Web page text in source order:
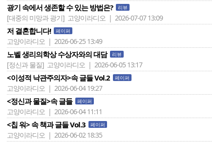
광기 속에서 생존할 수 있는 방법은? 리뷰
[대중의 미망과 광기] 고양이라디오 | 2026-07-07 13:09
저 결혼합니다! 페이퍼
고양이라디오 | 2026-06-25 13:49
노벨 생리의학상 수상자와의 대담 리뷰
[정신과 물질] 고양이라디오 | 2026-06-05 13:17
<이성적 낙관주의자>속 글들 Vol.2 페이퍼
고양이라디오 | 2026-06-04 19:27
<정신과 물질>속 글들 페이퍼
고양이라디오 | 2026-06-04 11:11
<칩 워> 속 책과 글들 Vol.3 페이퍼
고양이라디오 | 2026-06-02 18:35